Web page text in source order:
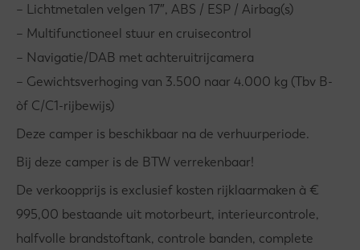
– Lichtmetalen velgen 17″, ABS / ESP / Airbag(s)
– Multifunctioneel stuur en cruisecontrol
– Navigatie/DAB met achteruitrijcamera
– Gewichtsverhoging van 3.500 naar 4.000 kg (Tbv B-
òf C/C1-rijbewijs)
Deze camper is beschikbaar na de verhuurperiode.
Bij deze camper is de BTW verrekenbaar!
De verkoopprijs is exclusief kosten rijklaarmaken à €
995,00 bestaande uit motorbeurt, interieurcontrole,
halfvolle brandstoftank, controle banden, complete